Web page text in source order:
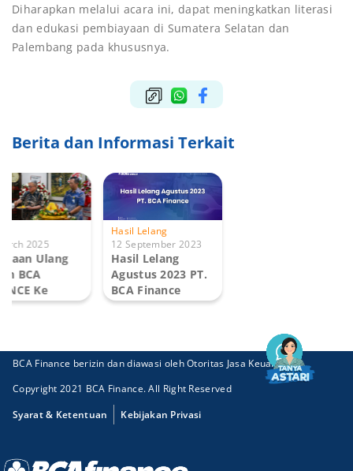
Diharapkan melalui acara ini, dapat meningkatkan literasi
dan edukasi pembiayaan di Sumatera Selatan dan
Palembang pada khususnya.
Berita dan Informasi Terkait
2025
Ulang
BCA
Ke
Puluh
Hasil Lelang
12 September 2023
Hasil Lelang
Agustus 2023 PT.
BCA Finance
BCA Finance berizin dan diawasi oleh Otoritas Jasa Keuangan
Copyright 2021 BCA Finance. All Right Reserved
Syarat & Ketentuan
Kebijakan Privasi